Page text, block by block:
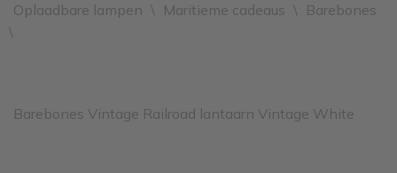
Oplaadbare lampen \ Maritieme cadeaus \ Barebones
\
Barebones Vintage Railroad lantaarn Vintage White